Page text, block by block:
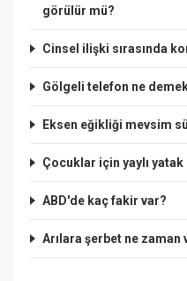
görülür mü?
Cinsel ilişki sırasında
Gölgeli telefon ne
Eksen eğikliği mevsim
Çocuklar için yaylı yatak
ABD'de kaç fakir var?
Arılara şerbet ne zaman